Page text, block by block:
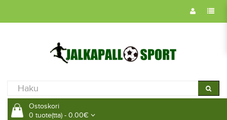
Ostoskori
0 tuote(tta) - 0.00€